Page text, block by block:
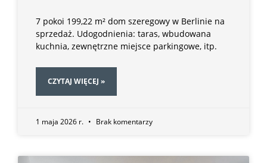
7 pokoi 199,22 m² dom szeregowy w Berlinie na
sprzedaż. Udogodnienia: taras, wbudowana
kuchnia, zewnętrzne miejsce parkingowe, itp.
CZYTAJ WIĘCEJ »
1 maja 2026 r. Brak komentarzy